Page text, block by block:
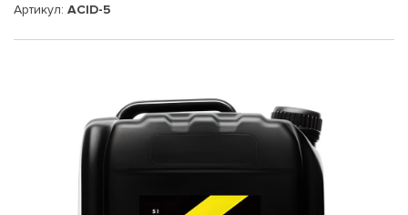
Артикул: ACID-5